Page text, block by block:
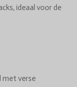
ideaal voor de
met verse